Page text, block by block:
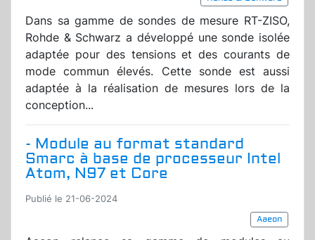
Dans sa gamme de sondes de mesure RT-ZISO,
Rohde & Schwarz a développé une sonde isolée
adaptée pour des tensions et des courants de
mode commun élevés. Cette sonde est aussi
adaptée à la réalisation de mesures lors de la
conception...
- Module au format standard
Smarc à base de processeur Intel
Atom, N97 et Core
Publié le 21-06-2024
Aaeon